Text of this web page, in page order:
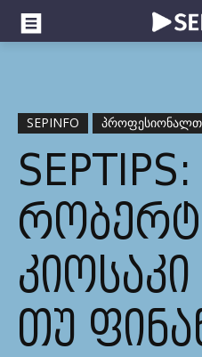
SEPINFO
SEPTIPS:
ᲠᲝᲑᲔᲠᲢ
ᲗᲣ